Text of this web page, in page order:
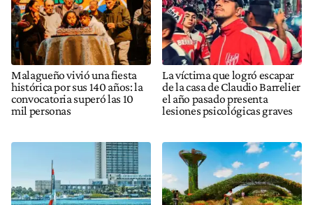
Malagueño vivió una fiesta
histórica por sus 140 años: la
convocatoria superó las 10
mil personas
La víctima que logró escapar
de la casa de Claudio Barrelier
el año pasado presenta
lesiones psicológicas graves